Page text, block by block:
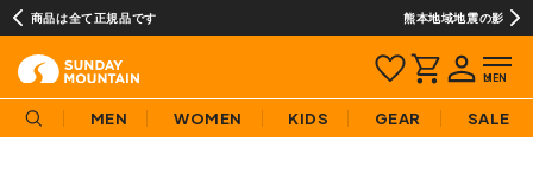
熊本地域地震の影響による配送遅延について
MEN WOMEN KIDS GEAR SALE